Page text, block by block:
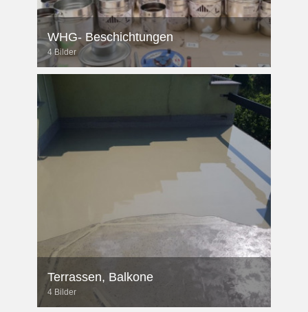
WHG- Beschichtungen
4 Bilder
Terrassen, Balkone
4 Bilder